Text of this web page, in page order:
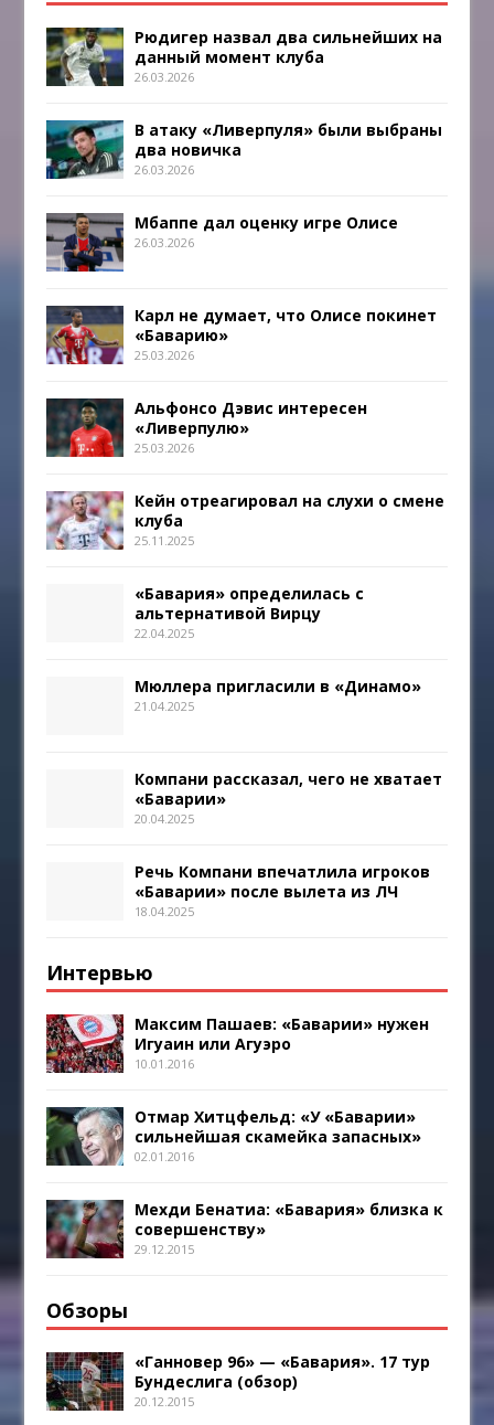
Рюдигер назвал два сильнейших на
данный момент клуба
26.03.2026
В атаку «Ливерпуля» были выбраны
два новичка
26.03.2026
Мбаппе дал оценку игре Олисе
26.03.2026
Карл не думает, что Олисе покинет
«Баварию»
25.03.2026
Альфонсо Дэвис интересен
«Ливерпулю»
25.03.2026
Кейн отреагировал на слухи о смене
клуба
25.11.2025
«Бавария» определилась с
альтернативой Вирцу
22.04.2025
Мюллера пригласили в «Динамо»
21.04.2025
Компани рассказал, чего не хватает
«Баварии»
20.04.2025
Речь Компани впечатлила игроков
«Баварии» после вылета из ЛЧ
18.04.2025
Интервью
Максим Пашаев: «Баварии» нужен
Игуаин или Агуэро
10.01.2016
Отмар Хитцфельд: «У «Баварии»
сильнейшая скамейка запасных»
02.01.2016
Мехди Бенатиа: «Бавария» близка к
совершенству»
29.12.2015
Обзоры
«Ганновер 96» — «Бавария». 17 тур
Бундеслига (обзор)
20.12.2015